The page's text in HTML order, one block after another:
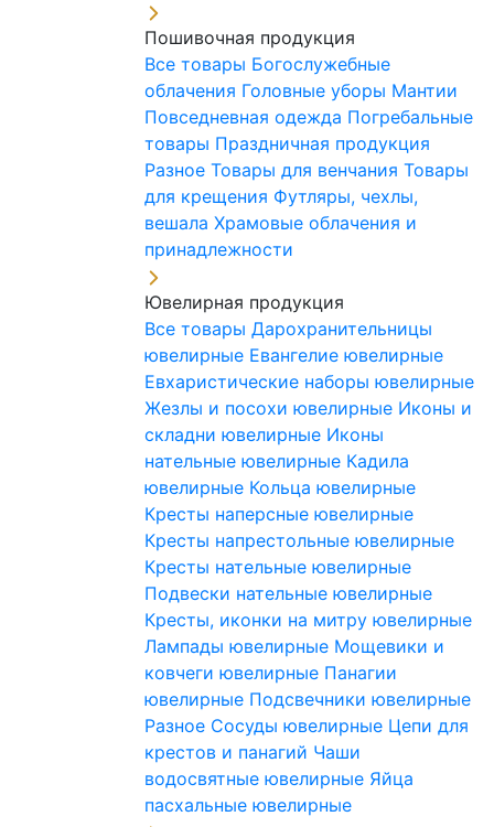
Пошивочная продукция
Все товары Богослужебные
облачения Головные уборы Мантии
Повседневная одежда Погребальные
товары Праздничная продукция
Разное Товары для венчания Товары
для крещения Футляры, чехлы,
вешала Храмовые облачения и
принадлежности
Ювелирная продукция
Все товары Дарохранительницы
ювелирные Евангелие ювелирные
Евхаристические наборы ювелирные
Жезлы и посохи ювелирные Иконы и
складни ювелирные Иконы
нательные ювелирные Кадила
ювелирные Кольца ювелирные
Кресты наперсные ювелирные
Кресты напрестольные ювелирные
Кресты нательные ювелирные
Подвески нательные ювелирные
Кресты, иконки на митру ювелирные
Лампады ювелирные Мощевики и
ковчеги ювелирные Панагии
ювелирные Подсвечники ювелирные
Разное Сосуды ювелирные Цепи для
крестов и панагий Чаши
водосвятные ювелирные Яйца
пасхальные ювелирные